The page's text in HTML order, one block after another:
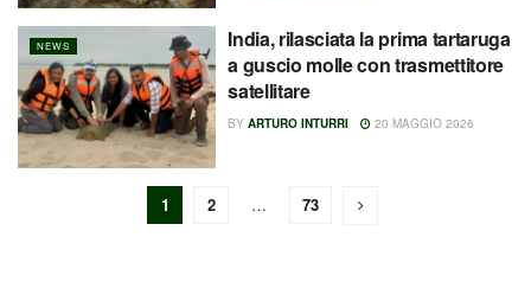
NEWS
India, rilasciata la prima tartaruga
a guscio molle con trasmettitore
satellitare
BY ARTURO INTURRI 20 MAGGIO 2026
1 2 … 73